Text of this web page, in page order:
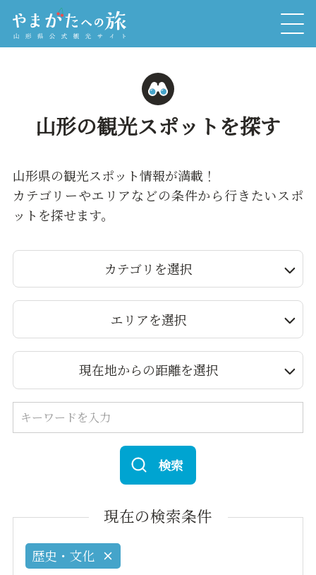
山形の観光スポットを探す
山形県の観光スポット情報が満載！
カテゴリーやエリアなどの条件から行きたいスポ
ットを探せます。
カテゴリを選択
エリアを選択
現在地からの距離を選択
検索
現在の検索条件
歴史・文化